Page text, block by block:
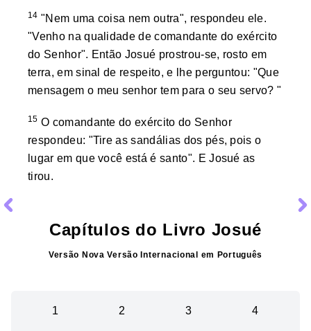
14 "Nem uma coisa nem outra", respondeu ele.
"Venho na qualidade de comandante do exército
do Senhor". Então Josué prostrou-se, rosto em
terra, em sinal de respeito, e lhe perguntou: "Que
mensagem o meu senhor tem para o seu servo? "
15 O comandante do exército do Senhor
respondeu: "Tire as sandálias dos pés, pois o
lugar em que você está é santo". E Josué as
tirou.
Capítulos do Livro Josué
Versão Nova Versão Internacional em Português
1 2 3 4